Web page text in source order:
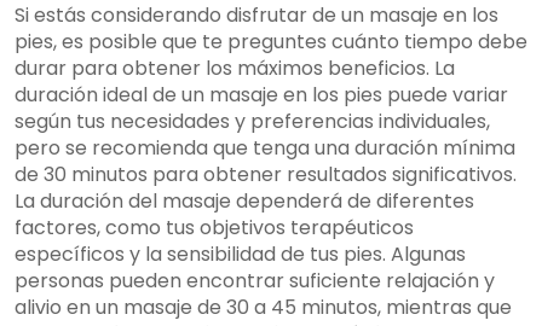
Si estás considerando disfrutar de un masaje en los
pies, es posible que te preguntes cuánto tiempo debe
durar para obtener los máximos beneficios. La
duración ideal de un masaje en los pies puede variar
según tus necesidades y preferencias individuales,
pero se recomienda que tenga una duración mínima
de 30 minutos para obtener resultados significativos.
La duración del masaje dependerá de diferentes
factores, como tus objetivos terapéuticos
específicos y la sensibilidad de tus pies. Algunas
personas pueden encontrar suficiente relajación y
alivio en un masaje de 30 a 45 minutos, mientras que